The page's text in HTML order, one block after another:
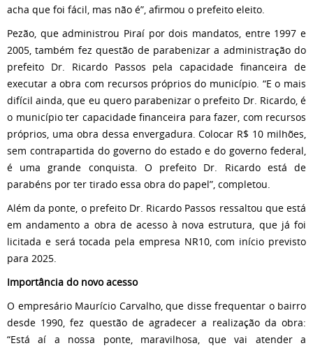
acha que foi fácil, mas não é”, afirmou o prefeito eleito.
Pezão, que administrou Piraí por dois mandatos, entre 1997 e
2005, também fez questão de parabenizar a administração do
prefeito Dr. Ricardo Passos pela capacidade financeira de
executar a obra com recursos próprios do município. “E o mais
difícil ainda, que eu quero parabenizar o prefeito Dr. Ricardo, é
o município ter capacidade financeira para fazer, com recursos
próprios, uma obra dessa envergadura. Colocar R$ 10 milhões,
sem contrapartida do governo do estado e do governo federal,
é uma grande conquista. O prefeito Dr. Ricardo está de
parabéns por ter tirado essa obra do papel”, completou.
Além da ponte, o prefeito Dr. Ricardo Passos ressaltou que está
em andamento a obra de acesso à nova estrutura, que já foi
licitada e será tocada pela empresa NR10, com início previsto
para 2025.
Importância do novo acesso
O empresário Maurício Carvalho, que disse frequentar o bairro
desde 1990, fez questão de agradecer a realização da obra:
“Está aí a nossa ponte, maravilhosa, que vai atender a